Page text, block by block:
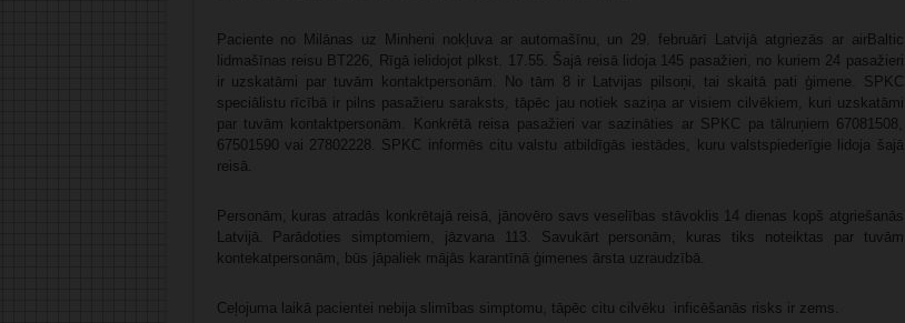
Paciente no Milānas uz Minheni nokļuva ar automašīnu, un 29. februārī Latvijā atgriezās ar airBaltic
lidmašīnas reisu BT226, Rīgā ielidojot plkst. 17.55. Šajā reisā lidoja 145 pasažieri, no kuriem 24 pasažieri
ir uzskatāmi par tuvām kontaktpersonām. No tām 8 ir Latvijas pilsoņi, tai skaitā pati ģimene. SPKC
speciālistu rīcībā ir pilns pasažieru saraksts, tāpēc jau notiek saziņa ar visiem cilvēkiem, kuri uzskatāmi
par tuvām kontaktpersonām. Konkrētā reisa pasažieri var sazināties ar SPKC pa tālruņiem 67081508,
67501590 vai 27802228. SPKC informēs citu valstu atbildīgās iestādes, kuru valstspiederīgie lidoja šajā
reisā.
Personām, kuras atradās konkrētajā reisā, jānovēro savs veselības stāvoklis 14 dienas kopš atgriešanās
Latvijā. Parādoties simptomiem, jāzvana 113. Savukārt personām, kuras tiks noteiktas par tuvām
kontekatpersonām, būs jāpaliek mājās karantīnā ģimenes ārsta uzraudzībā.
Ceļojuma laikā pacientei nebija slimības simptomu, tāpēc citu cilvēku inficēšanās risks ir zems.